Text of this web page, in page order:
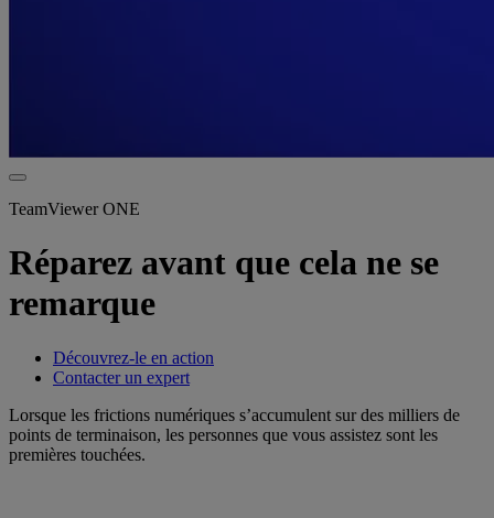
TeamViewer ONE
Réparez avant que cela ne se
remarque
Découvrez-le en action
Contacter un expert
Lorsque les frictions numériques s’accumulent sur des milliers de
points de terminaison, les personnes que vous assistez sont les
premières touchées.